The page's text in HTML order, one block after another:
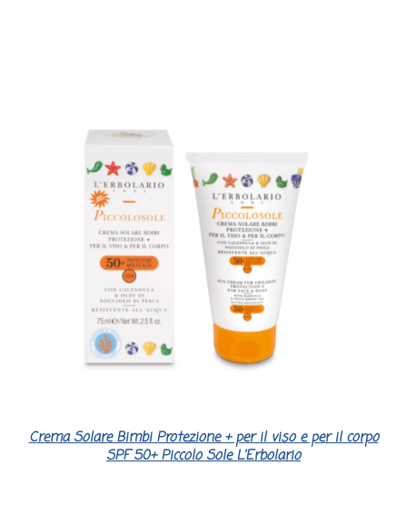
Crema Solare Bimbi Protezione + per il viso e per il corpo
SPF 50+ Piccolo Sole L’Erbolario